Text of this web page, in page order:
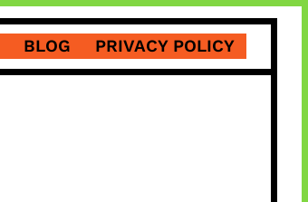
BLOG PRIVACY POLICY